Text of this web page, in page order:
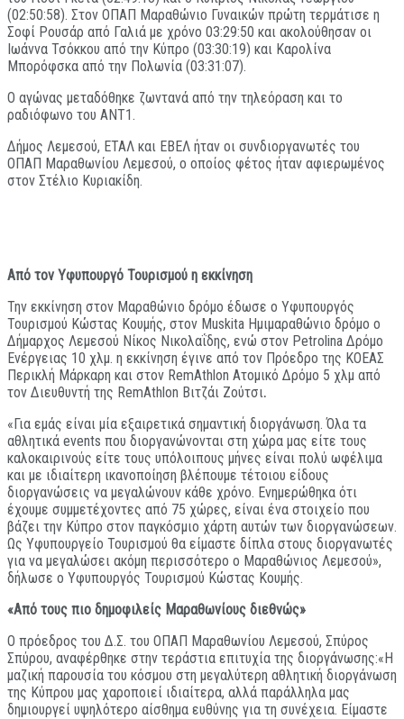
(02:50:58). Στον ΟΠΑΠ Μαραθώνιο Γυναικών πρώτη τερμάτισε η
Σοφί Ρουσάρ από Γαλιά με χρόνο 03:29:50 και ακολούθησαν οι
Ιωάννα Τσόκκου από την Κύπρο (03:30:19) και Καρολίνα
Μπορόφσκα από την Πολωνία (03:31:07).
Ο αγώνας μεταδόθηκε ζωντανά από την τηλεόραση και το
ραδιόφωνο του ΑΝΤ1.
Δήμος Λεμεσού, ΕΤΑΛ και ΕΒΕΛ ήταν οι συνδιοργανωτές του
ΟΠΑΠ Μαραθωνίου Λεμεσού, ο οποίος φέτος ήταν αφιερωμένος
στον Στέλιο Κυριακίδη.
Από τον Υφυπουργό Τουρισμού η εκκίνηση
Την εκκίνηση στον Μαραθώνιο δρόμο έδωσε ο Υφυπουργός
Τουρισμού Κώστας Κουμής, στον Muskita Ημιμαραθώνιο δρόμο ο
Δήμαρχος Λεμεσού Νίκος Νικολαΐδης, ενώ στον Petrolina Δρόμο
Ενέργειας 10 χλμ. η εκκίνηση έγινε από τον Πρόεδρο της ΚΟΕΑΣ
Περικλή Μάρκαρη και στον RemAthlon Ατομικό Δρόμο 5 χλμ από
τον Διευθυντή της RemAthlon Βιτζάι Ζούτσι.
«Για εμάς είναι μία εξαιρετικά σημαντική διοργάνωση. Όλα τα
αθλητικά events που διοργανώνονται στη χώρα μας είτε τους
καλοκαιρινούς είτε τους υπόλοιπους μήνες είναι πολύ ωφέλιμα
και με ιδιαίτερη ικανοποίηση βλέπουμε τέτοιου είδους
διοργανώσεις να μεγαλώνουν κάθε χρόνο. Ενημερώθηκα ότι
έχουμε συμμετέχοντες από 75 χώρες, είναι ένα στοιχείο που
βάζει την Κύπρο στον παγκόσμιο χάρτη αυτών των διοργανώσεων.
Ως Υφυπουργείο Τουρισμού θα είμαστε δίπλα στους διοργανωτές
για να μεγαλώσει ακόμη περισσότερο ο Μαραθώνιος Λεμεσού»,
δήλωσε ο Υφυπουργός Τουρισμού Κώστας Κουμής.
«Από τους πιο δημοφιλείς Μαραθωνίους διεθνώς»
Ο πρόεδρος του Δ.Σ. του ΟΠΑΠ Μαραθωνίου Λεμεσού, Σπύρος
Σπύρου, αναφέρθηκε στην τεράστια επιτυχία της διοργάνωσης:«Η
μαζική παρουσία του κόσμου στη μεγαλύτερη αθλητική διοργάνωση
της Κύπρου μας χαροποιεί ιδιαίτερα, αλλά παράλληλα μας
δημιουργεί υψηλότερο αίσθημα ευθύνης για τη συνέχεια. Είμαστε